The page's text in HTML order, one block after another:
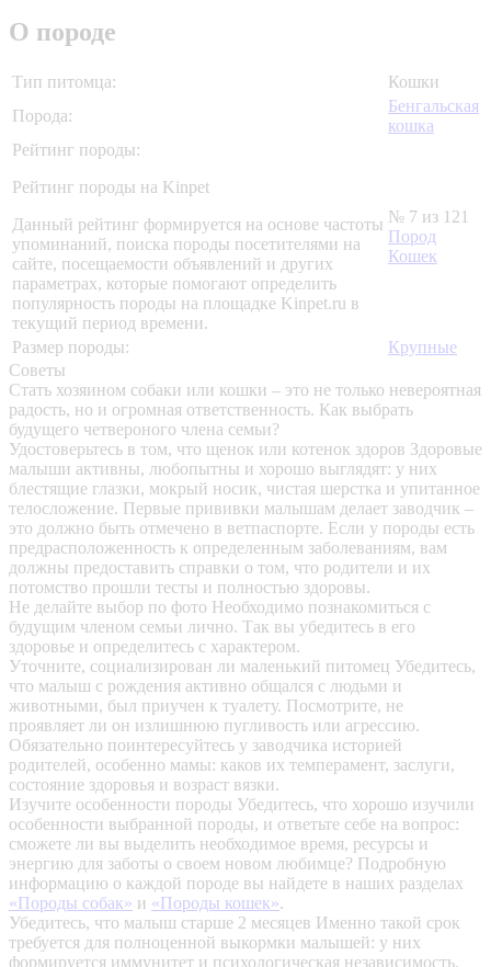
О породе
Тип питомца:
Кошки
Порода:
Бенгальская
кошка
Рейтинг породы:
Рейтинг породы на Kinpet
Данный рейтинг формируется на основе частоты
упоминаний, поиска породы посетителями на
сайте, посещаемости объявлений и других
параметрах, которые помогают определить
популярность породы на площадке Kinpet.ru в
текущий период времени.
№ 7 из 121
Пород
Кошек
Размер породы:
Крупные
Советы
Стать хозяином собаки или кошки – это не только невероятная
радость, но и огромная ответственность. Как выбрать
будущего четвероного члена семьи?
Удостоверьтесь в том, что щенок или котенок здоров Здоровые
малыши активны, любопытны и хорошо выглядят: у них
блестящие глазки, мокрый носик, чистая шерстка и упитанное
телосложение. Первые прививки малышам делает заводчик –
это должно быть отмечено в ветпаспорте. Если у породы есть
предрасположенность к определенным заболеваниям, вам
должны предоставить справки о том, что родители и их
потомство прошли тесты и полностью здоровы.
Не делайте выбор по фото Необходимо познакомиться с
будущим членом семьи лично. Так вы убедитесь в его
здоровье и определитесь с характером.
Уточните, социализирован ли маленький питомец Убедитесь,
что малыш с рождения активно общался с людьми и
животными, был приучен к туалету. Посмотрите, не
проявляет ли он излишнюю пугливость или агрессию.
Обязательно поинтересуйтесь у заводчика историей
родителей, особенно мамы: каков их темперамент, заслуги,
состояние здоровья и возраст вязки.
Изучите особенности породы Убедитесь, что хорошо изучили
особенности выбранной породы, и ответьте себе на вопрос:
сможете ли вы выделить необходимое время, ресурсы и
энергию для заботы о своем новом любимце? Подробную
информацию о каждой породе вы найдете в наших разделах
«Породы собак» и «Породы кошек».
Убедитесь, что малыш старше 2 месяцев Именно такой срок
требуется для полноценной выкормки малышей: у них
формируется иммунитет и психологическая независимость.